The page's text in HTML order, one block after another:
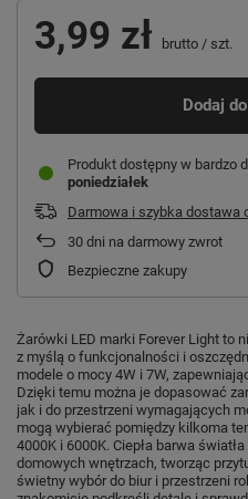
3,99 zł brutto / szt.
Dodaj
Produkt dostępny w bardzo
poniedziałek
Darmowa i szybka dostawa
30 dni na darmowy zwrot
Bezpieczne zakupy
Żarówki LED marki Forever Light to
z myślą o funkcjonalności i
modele o mocy 4W i 7W,
Dzięki temu można je dopasować
jak i do przestrzeni wymagających
mogą wybierać pomiędzy kilkoma
4000K i 6000K. Ciepła barwa
domowych wnętrzach, tworząc
świetny wybór do biur i przestrzeni